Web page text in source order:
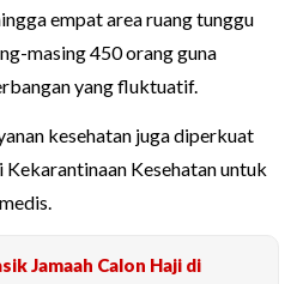
empat area ruang tunggu
masing 450 orang guna
yang fluktuatif.
kesehatan juga diperkuat
Kekarantinaan Kesehatan untuk
Jamaah Calon Haji di